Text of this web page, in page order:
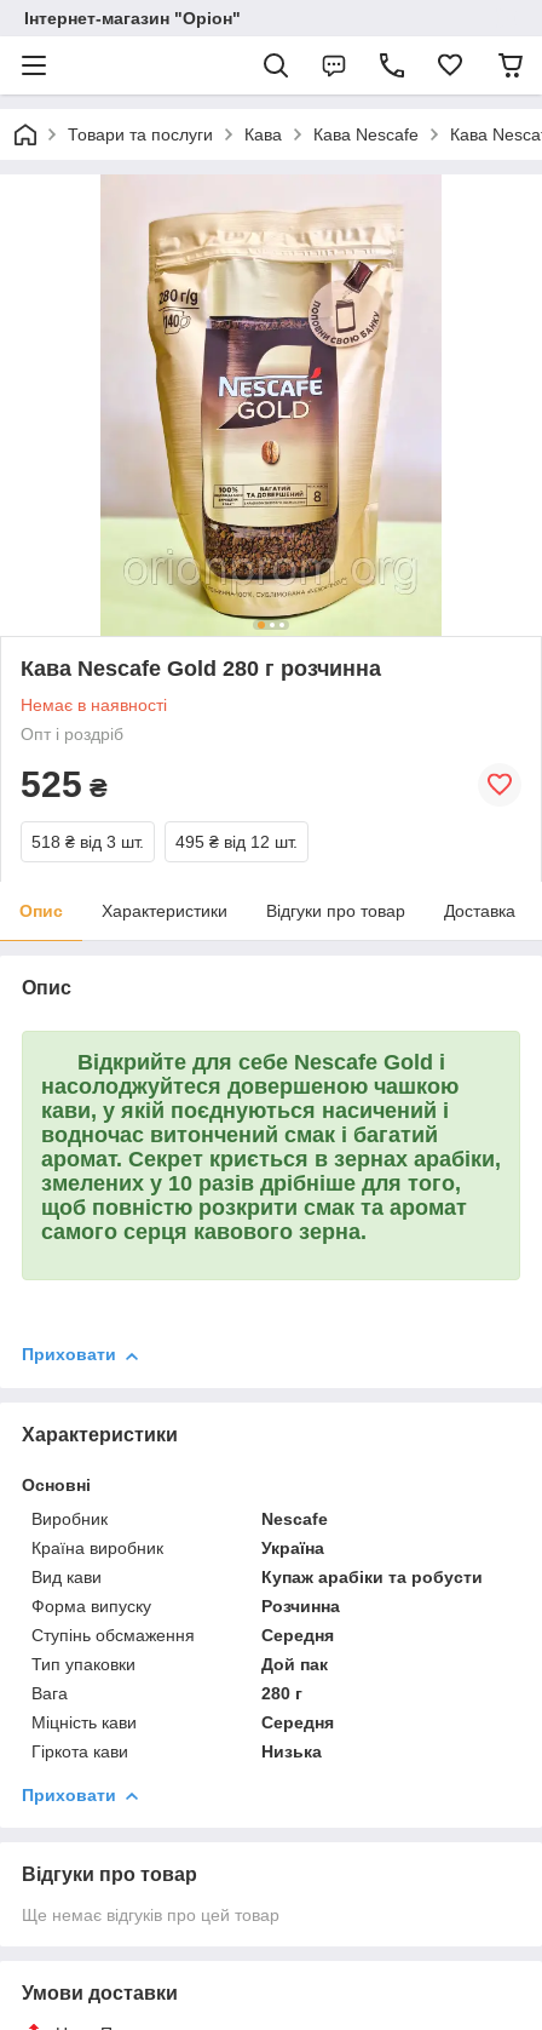
Інтернет-магазин "Оріон"
Товари та послуги Кава Кава Nescafe Кава
Кава Nescafe Gold 280 г розчинна
Немає в наявності
Опт і роздріб
525 ₴
518 ₴ від 3 шт. 495 ₴ від 12 шт.
Опис Характеристики Відгуки про товар Доставка
Опис
Відкрийте для себе Nescafe Gold і
насолоджуйтеся довершеною чашкою
кави, у якій поєднуються насичений і
водночас витончений смак і багатий
аромат. Секрет криється в зернах арабіки,
змелених у 10 разів дрібніше для того,
щоб повністю розкрити смак та аромат
самого серця кавового зерна.
Приховати
Характеристики
Основні
Виробник
Nescafe
Країна виробник
Україна
Вид кави
Купаж арабіки та робусти
Форма випуску
Розчинна
Ступінь обсмаження
Середня
Тип упаковки
Дой пак
Вага
280 г
Міцність кави
Середня
Гіркота кави
Низька
Приховати
Відгуки про товар
Ще немає відгуків про цей товар
Умови доставки